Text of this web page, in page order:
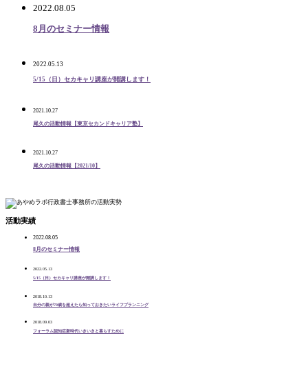
2022.08.05
8月のセミナー情報
2022.05.13
5/15（日）セカキャリ講座が開講します！
2021.10.27
尾久の活動情報【東京セカンドキャリア塾】
2021.10.27
尾久の活動情報【2021/10】
活動実績
2022.08.05
8月のセミナー情報
2022.05.13
5/15（日）セカキャリ講座が開講します！
2018.10.13
自分の親が70歳を超えたら知っておきたいライフプランニング
2018.09.03
フォーラム認知症新時代いきいきと暮らすために